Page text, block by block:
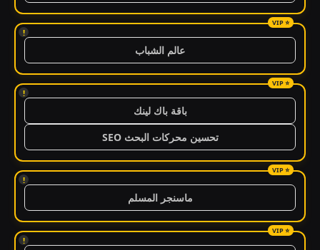
!
عالم الشباب
!
باقة باك لينك
تحسين محركات البحث SEO
!
ماسنجر المسلم
!